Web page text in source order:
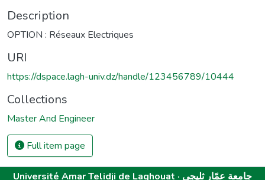
Description
OPTION : Réseaux Electriques
URI
https://dspace.lagh-univ.dz/handle/123456789/10444
Collections
Master And Engineer
Full item page
Université Amar Telidji de Laghouat · جامعة عمّار ثليجي